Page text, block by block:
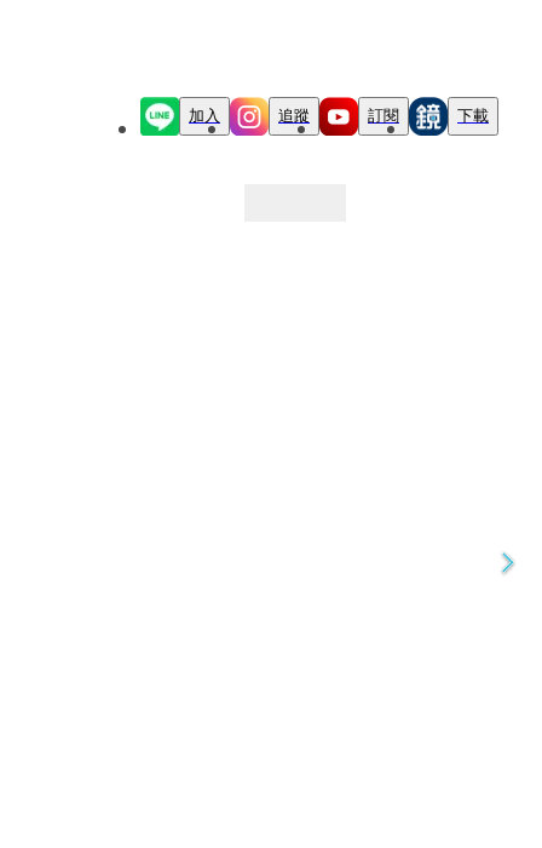
加入 追蹤 訂閱 下載